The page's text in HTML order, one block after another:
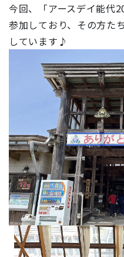
今回、「アースデイ能代
参加しており、その方た
しています♪